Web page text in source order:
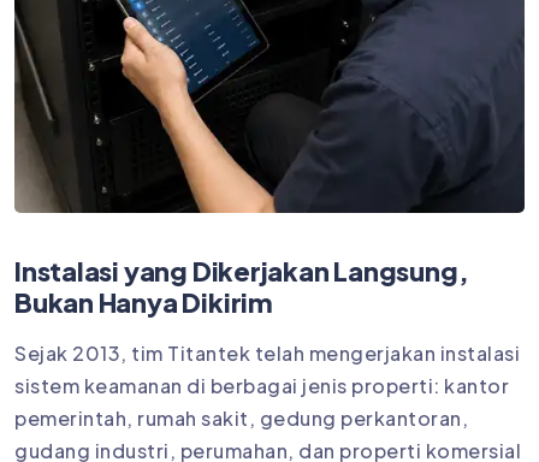
Instalasi yang Dikerjakan Langsung,
Bukan Hanya Dikirim
Sejak 2013, tim Titantek telah mengerjakan instalasi
sistem keamanan di berbagai jenis properti: kantor
pemerintah, rumah sakit, gedung perkantoran,
gudang industri, perumahan, dan properti komersial